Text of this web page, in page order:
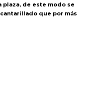
de este modo se
que por más